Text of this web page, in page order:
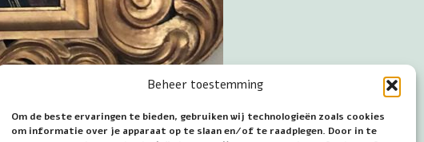
Beheer toestemming
Om de beste ervaringen te bieden, gebruiken wij technologieën zoals cookies
om informatie over je apparaat op te slaan en/of te raadplegen. Door in te